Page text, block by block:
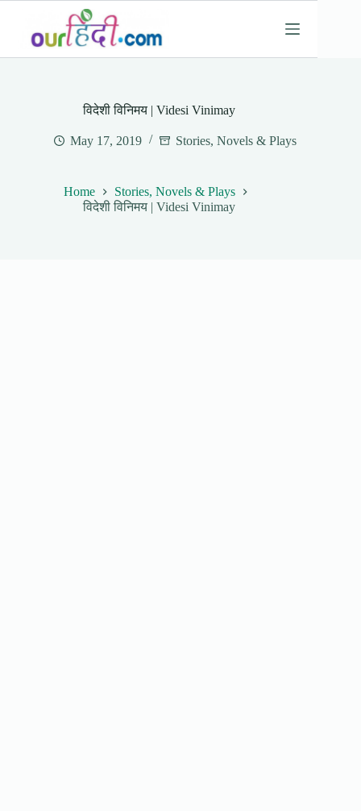
content
विदेशी विनिमय | Videsi Vinimay
May 17, 2019 Stories, Novels & Plays
Home
Stories, Novels & Plays
विदेशी विनिमय | Videsi Vinimay